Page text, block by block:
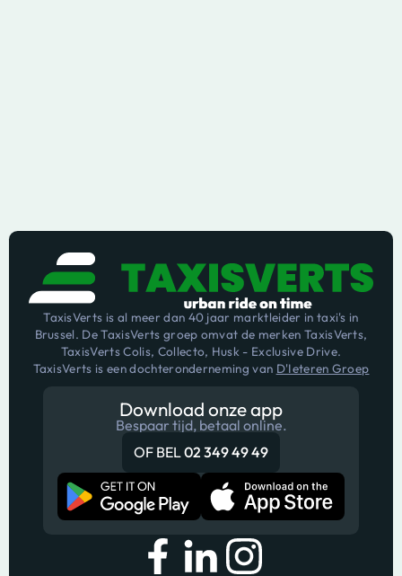
TaxisVerts is al meer dan 40 jaar marktleider in taxi's in
Brussel. De TaxisVerts groep omvat de merken TaxisVerts,
TaxisVerts Colis, Collecto, Husk - Exclusive Drive.
TaxisVerts is een dochteronderneming van D'Ieteren Groep
Download onze app
Bespaar tijd, betaal online.
OF BEL02 349 49 49